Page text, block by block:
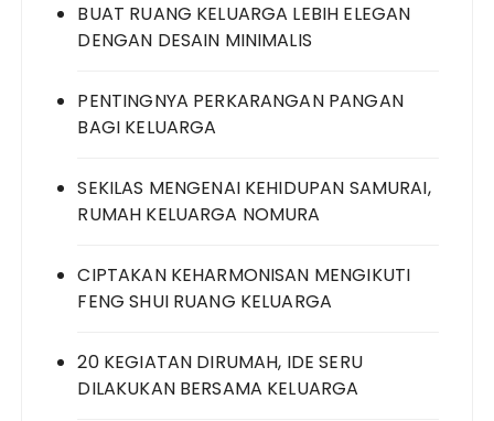
BUAT RUANG KELUARGA LEBIH ELEGAN
DENGAN DESAIN MINIMALIS
PENTINGNYA PERKARANGAN PANGAN
BAGI KELUARGA
SEKILAS MENGENAI KEHIDUPAN SAMURAI,
RUMAH KELUARGA NOMURA
CIPTAKAN KEHARMONISAN MENGIKUTI
FENG SHUI RUANG KELUARGA
20 KEGIATAN DIRUMAH, IDE SERU
DILAKUKAN BERSAMA KELUARGA